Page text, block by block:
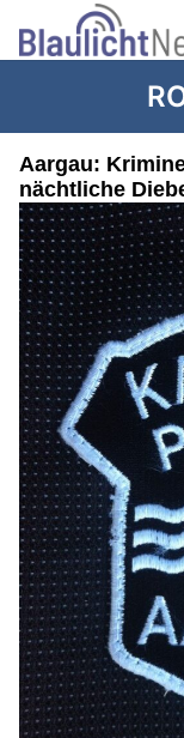
Aargau:
nächtliche